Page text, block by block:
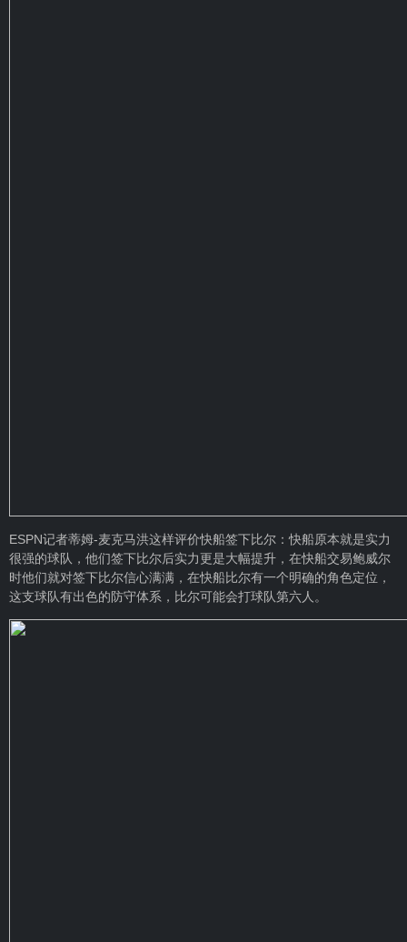
ESPN记者蒂姆-麦克马洪这样评价快船签下比尔：快船原本就是实力
很强的球队，他们签下比尔后实力更是大幅提升，在快船交易鲍威尔
时他们就对签下比尔信心满满，在快船比尔有一个明确的角色定位，
这支球队有出色的防守体系，比尔可能会打球队第六人。